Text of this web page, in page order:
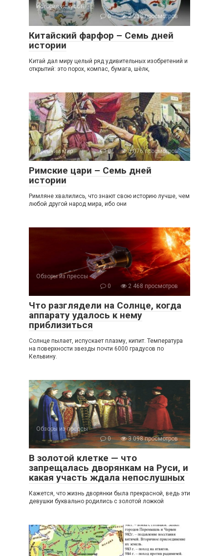
История искусств
0
2 238 просмотров
Китайский фарфор – Семь дней
истории
Китай дал миру целый ряд удивительных изобретений и
открытий: это порох, компас, бумага, шёлк,
Древний мир 0 3 076 просмотров
Римские цари – Семь дней
истории
Римляне хвалились, что знают свою историю лучше, чем
любой другой народ мира, ибо они
Обзоры из прессы
0
2 468 просмотров
Что разглядели на Солнце, когда
аппарату удалось к нему
приблизиться
Солнце пылает, испускает плазму, кипит. Температура
на поверхности звезды почти 6000 градусов по
Кельвину.
Обзоры из прессы
0
3 098 просмотров
В золотой клетке — что
запрещалась дворянкам на Руси, и
какая участь ждала непослушных
Кажется, что жизнь дворянки была прекрасной, ведь эти
девушки буквально родились с золотой ложкой